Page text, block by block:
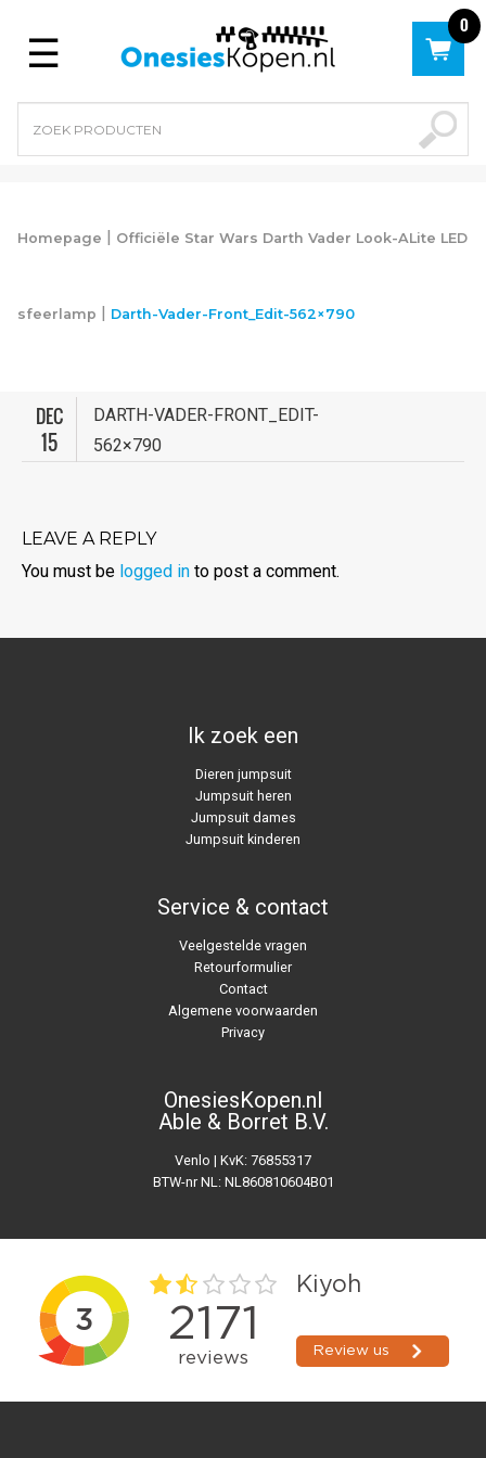
Menu
0
Homepage | Officiële Star Wars Darth Vader Look-ALite LED
sfeerlamp | Darth-Vader-Front_Edit-562×790
DEC
15
DARTH-VADER-FRONT_EDIT-
562×790
LEAVE A REPLY
You must be logged in to post a comment.
Ik zoek een
Dieren jumpsuit
Jumpsuit heren
Jumpsuit dames
Jumpsuit kinderen
Service & contact
Veelgestelde vragen
Retourformulier
Contact
Algemene voorwaarden
Privacy
OnesiesKopen.nl
Able & Borret B.V.
Venlo | KvK: 76855317
BTW-nr NL: NL860810604B01